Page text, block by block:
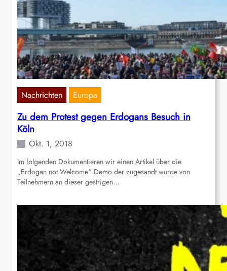
Nachrichten Europa
Zu dem Protest gegen Erdogans Besuch in
Köln
Okt. 1, 2018
Im folgenden Dokumentieren wir einen Artikel über die
„Erdogan not Welcome“ Demo der zugesandt wurde von
Teilnehmern an dieser gestrigen…